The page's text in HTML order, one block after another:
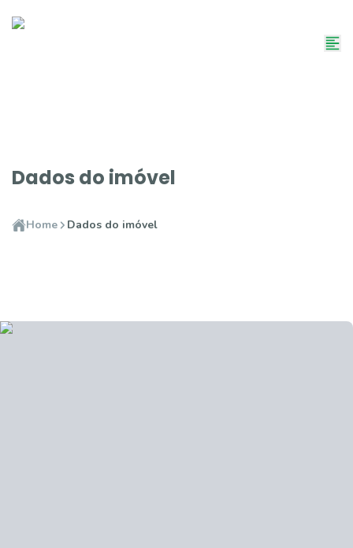
Dados do imóvel
Home Dados do imóvel